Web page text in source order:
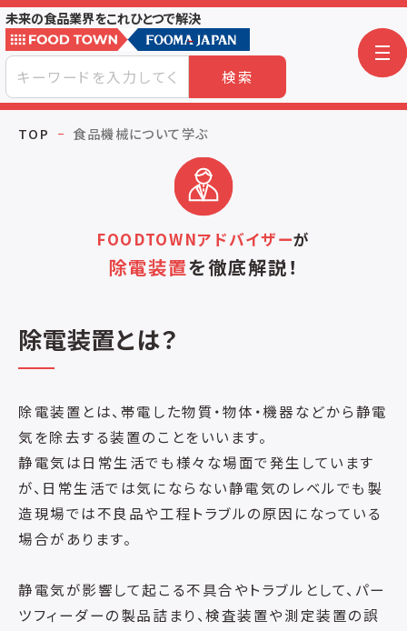
未来の食品業界をこれひとつで解決
検索
TOP 食品機械について学ぶ
FOODTOWNアドバイザーが
除電装置を徹底解説！
除電装置とは？
除電装置とは、帯電した物質・物体・機器などから静電
気を除去する装置のことをいいます。
静電気は日常生活でも様々な場面で発生しています
が、日常生活では気にならない静電気のレベルでも製
造現場では不良品や工程トラブルの原因になっている
場合があります。
静電気が影響して起こる不具合やトラブルとして、パー
ツフィーダーの製品詰まり、検査装置や測定装置の誤